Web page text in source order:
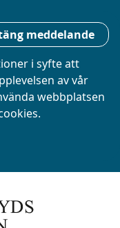
meddelande
i syfte att
av vår
webbplatsen